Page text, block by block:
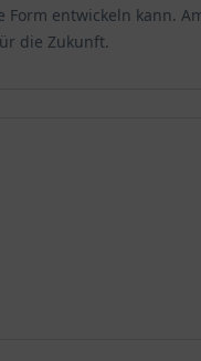
entwickeln kann.
die Zukunft.